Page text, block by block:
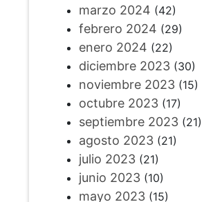
marzo 2024 (42)
febrero 2024 (29)
enero 2024 (22)
diciembre 2023(30)
noviembre 2023(15)
octubre 2023(17)
septiembre 2023(21)
agosto 2023(21)
julio 2023(21)
junio 2023(10)
mayo 2023(15)